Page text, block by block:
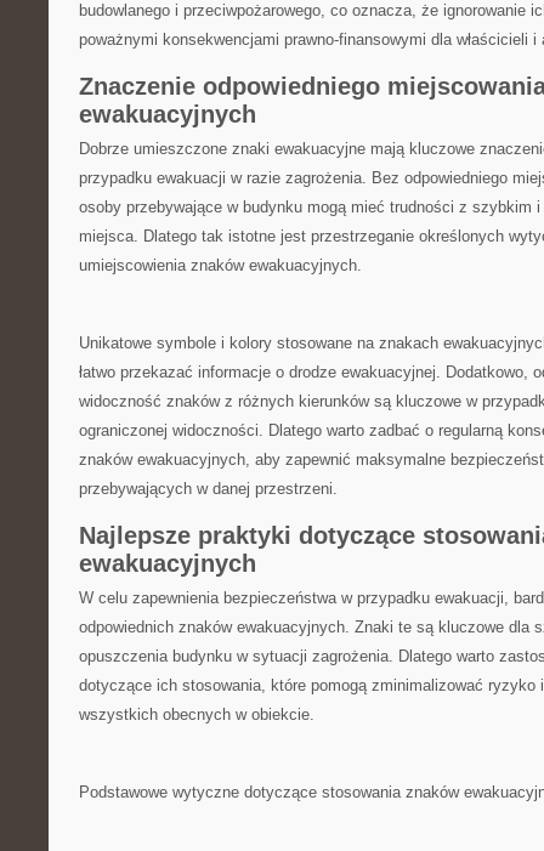
budowlanego i przeciwpożarowego, ⁢co oznacza,‍ że ⁣ignorowanie
poważnymi⁤ konsekwencjami prawno-finansowymi dla właścicieli
Znaczenie ​odpowiedniego
ewakuacyjnych
Dobrze umieszczone znaki ewakuacyjne⁣ mają‍ kluczowe
przypadku ewakuacji w razie zagrożenia. Bez ‍odpowiedniego
osoby⁢ przebywające​ w​ budynku mogą⁢ mieć ⁤trudności⁢ z‍ szybkim
miejsca. Dlatego ⁢tak istotne jest przestrzeganie określonych
umiejscowienia znaków ewakuacyjnych.
Unikatowe symbole i kolory ⁤stosowane ⁣na znakach‌
⁣łatwo⁣ przekazać informacje​ o drodze ewakuacyjnej. Dodatkowo,
widoczność znaków z różnych kierunków są kluczowe w
ograniczonej⁣ widoczności.‌ Dlatego warto zadbać o regularną
znaków⁣ ewakuacyjnych, ‍aby zapewnić maksymalne
przebywających w danej ‍przestrzeni.
Najlepsze praktyki dotyczące⁢
‍ewakuacyjnych
W celu zapewnienia bezpieczeństwa ​w przypadku ewakuacji,⁢
odpowiednich‌ znaków ‍ewakuacyjnych. ⁢Znaki te są kluczowe​ dla
opuszczenia‌ budynku ⁢w sytuacji zagrożenia. Dlatego warto
dotyczące⁢ ich stosowania, które‍ pomogą‍ zminimalizować ryzyko
wszystkich obecnych w obiekcie.
Podstawowe wytyczne⁣ dotyczące‌ stosowania znaków⁢